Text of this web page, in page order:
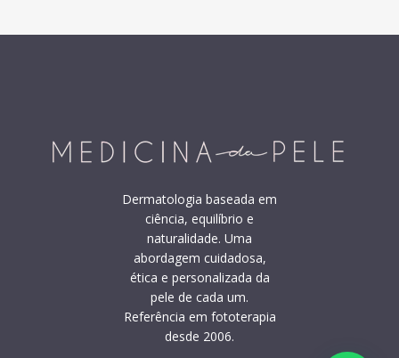
Dermatologia baseada em
ciência, equilíbrio e
naturalidade. Uma
abordagem cuidadosa,
ética e personalizada da
pele de cada um.
Referência em fototerapia
desde 2006.